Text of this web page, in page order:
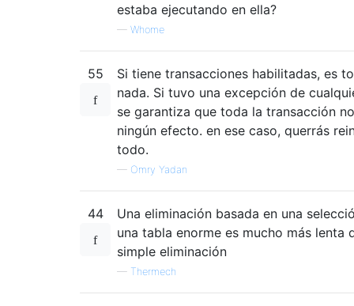
estaba ejecutando en ella?
— Whome
55
Si tiene transacciones habilitadas, es
nada. Si tuvo una excepción de
se garantiza que toda la transacción
ningún efecto. en ese caso, querrás
todo.
— Omry Yadan
44
Una eliminación basada en una
una tabla enorme es mucho más lenta
simple eliminación
— Thermech